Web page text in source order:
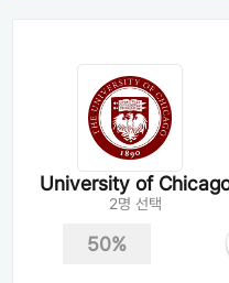
University of
2명 선택
50%